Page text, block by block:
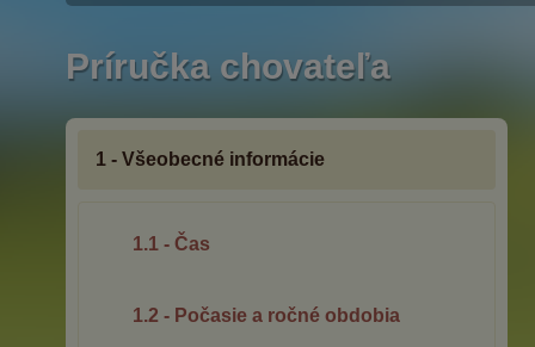
Príručka chovateľa
1 - Všeobecné informácie
1.1 - Čas
1.2 - Počasie a ročné obdobia